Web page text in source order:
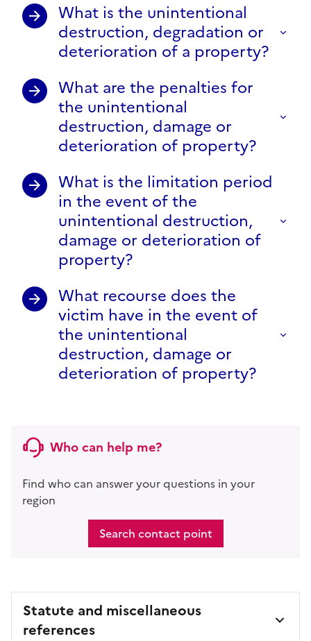
What is the unintentional
destruction, degradation or
deterioration of a property?
What are the penalties for
the unintentional
destruction, damage or
deterioration of property?
What is the limitation period
in the event of the
unintentional destruction,
damage or deterioration of
property?
What recourse does the
victim have in the event of
the unintentional
destruction, damage or
deterioration of property?
Who can help me?
Find who can answer your questions in your
region
Search contact point
Statute and miscellaneous
references